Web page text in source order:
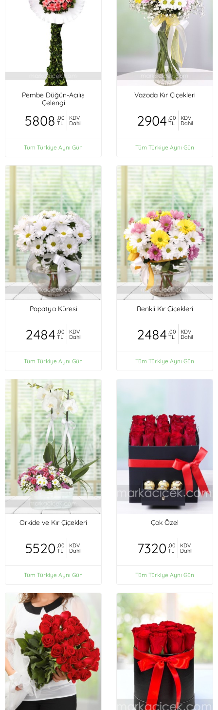
Pembe Düğün-Açılış
Çelengi
5808 ,00
TL
KDV
Dahil
Tüm Türkiye Aynı Gün
Vazoda Kır Çiçekleri
2904 ,00
TL
KDV
Dahil
Tüm Türkiye Aynı Gün
Papatya Küresi
2484 ,00
TL
KDV
Dahil
Tüm Türkiye Aynı Gün
Renkli Kır Çiçekleri
2484 ,00
TL
KDV
Dahil
Tüm Türkiye Aynı Gün
Orkide ve Kır Çiçekleri
5520 ,00
TL
KDV
Dahil
Tüm Türkiye Aynı Gün
Çok Özel
7320 ,00
TL
KDV
Dahil
Tüm Türkiye Aynı Gün